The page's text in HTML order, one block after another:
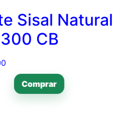
Sisal Natural
CB
Comprar